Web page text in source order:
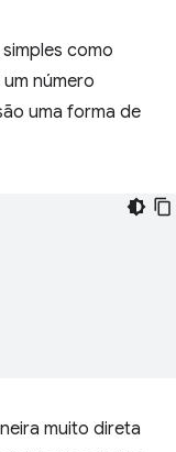
como
número
uma forma de
muito direta